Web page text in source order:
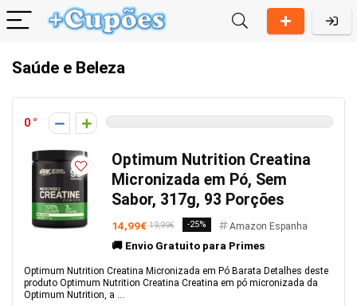
Saúde e Beleza
0
Optimum Nutrition Creatina
Micronizada em Pó, Sem
Sabor, 317g, 93 Porções
14,99€ 19,99€ -25% Amazon Espanha
🚚 Envio Gratuito para Primes
Optimum Nutrition Creatina Micronizada em Pó Barata Detalhes deste
produto Optimum Nutrition Creatina Creatina em pó micronizada da
Optimum Nutrition, a ...